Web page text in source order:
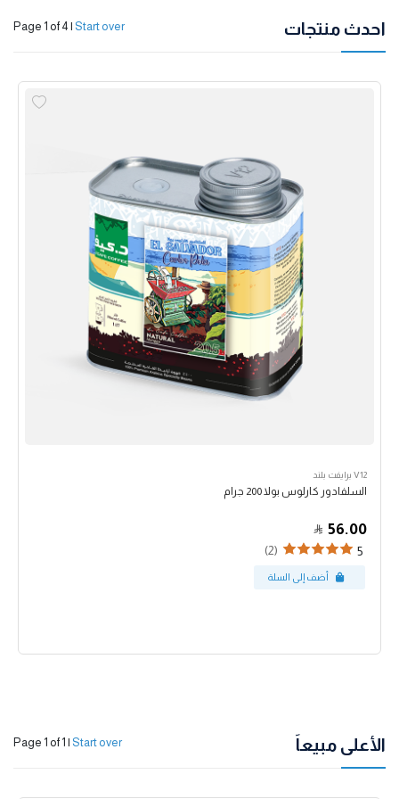
احدث منتجات Page 1 of 4 | Start over
V12 برايفت بلند
السلفادور كارلوس بولا 200 جرام
56.00
5
(2)
الأعلى مبيعاً Page 1 of 1 | Start over